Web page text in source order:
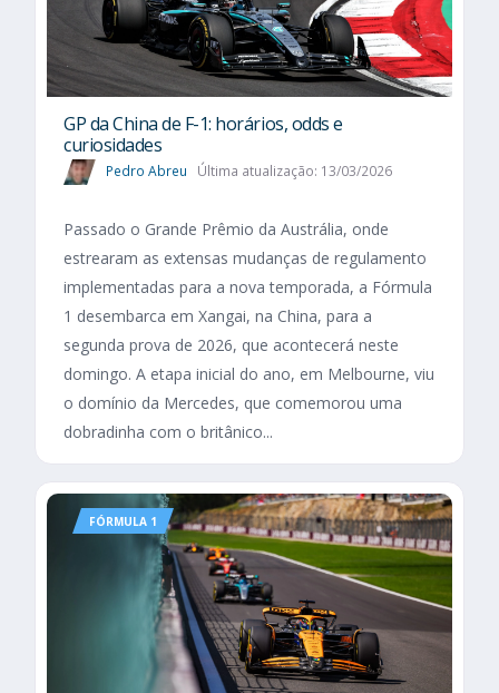
GP da China de F-1: horários, odds e
curiosidades
Pedro Abreu Última atualização: 13/03/2026
Passado o Grande Prêmio da Austrália, onde
estrearam as extensas mudanças de regulamento
implementadas para a nova temporada, a Fórmula
1 desembarca em Xangai, na China, para a
segunda prova de 2026, que acontecerá neste
domingo. A etapa inicial do ano, em Melbourne, viu
o domínio da Mercedes, que comemorou uma
dobradinha com o britânico...
FÓRMULA 1